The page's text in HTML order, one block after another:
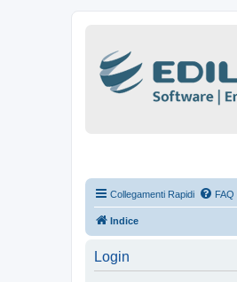
Collegamenti Rapidi FAQ
Indice
Login